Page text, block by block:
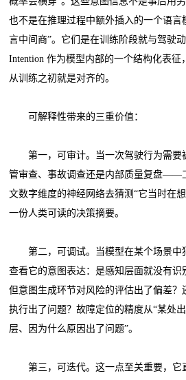
也不是在推理过程中额外插入的一个语
言中间商”。它们是在训练阶段就与驾驶
Intention 作为模型内部的一个结构化表征
从训练之初就是对齐的。
可解释性带来的三重价值：
第一，可审计。当一次驾驶行为需要
管审查、事故调查还是内部质量复盘——
文数字维度的神经网络去猜测“它当时在
一份人类可读的决策摘要。
第二，可调试。当模型在某个场景中
查看它的意图表达：是感知层面就没有识
但意图生成环节对风险的评估出了偏差
执行出了问题？故障定位的精度从“某处
层、因为什么原因出了问题”。
第三，可迭代。这一点至关重要，它